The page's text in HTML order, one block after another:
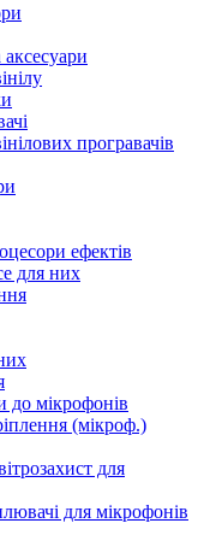
аксесуари
програвачів
ефектів
для них
до мікрофонів
(мікроф.)
для
для мікрофонів